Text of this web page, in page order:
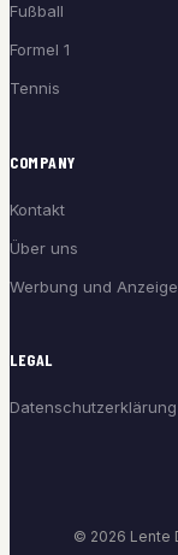
Fußball
Formel 1
Tennis
COMPANY
Kontakt
Über uns
Werbung und
LEGAL
Datenschutzerklärung
© 2026 Lente